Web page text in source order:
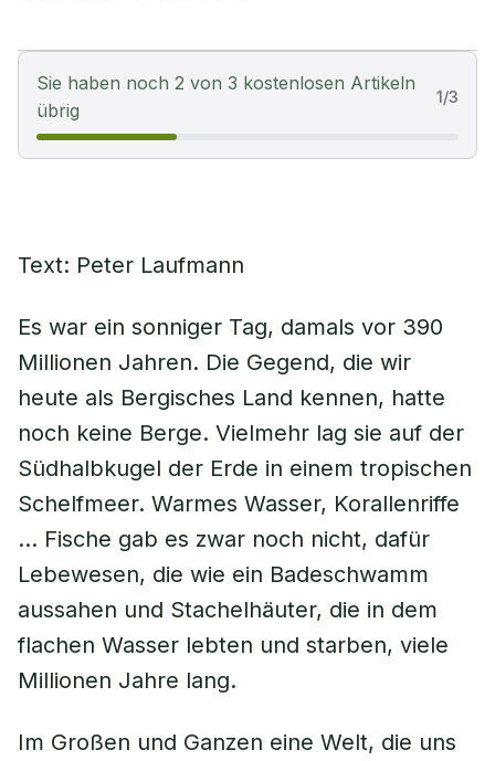
Sie haben noch 2 von 3 kostenlosen Artikeln
übrig
1/3
Text: Peter Laufmann
Es war ein sonniger Tag, damals vor 390
Millionen Jahren. Die Gegend, die wir
heute als Bergisches Land kennen, hatte
noch keine Berge. Vielmehr lag sie auf der
Südhalbkugel der Erde in einem tropischen
Schelfmeer. Warmes Wasser, Korallenriffe
… Fische gab es zwar noch nicht, dafür
Lebewesen, die wie ein Badeschwamm
aussahen und Stachelhäuter, die in dem
flachen Wasser lebten und starben, viele
Millionen Jahre lang.
Im Großen und Ganzen eine Welt, die uns